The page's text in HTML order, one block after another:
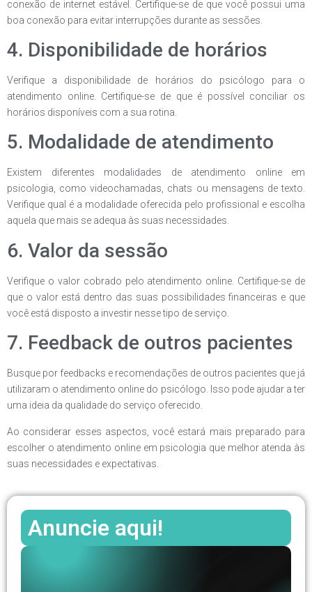
conexão de internet estável. Certifique-se de que você possui uma
boa conexão para evitar interrupções durante as sessões.
4. Disponibilidade de horários
Verifique a disponibilidade de horários do psicólogo para o
atendimento online. Certifique-se de que é possível conciliar os
horários disponíveis com a sua rotina.
5. Modalidade de atendimento
Existem diferentes modalidades de atendimento online em
psicologia, como videochamadas, chats ou mensagens de texto.
Verifique qual é a modalidade oferecida pelo profissional e escolha
aquela que mais se adequa às suas necessidades.
6. Valor da sessão
Verifique o valor cobrado pelo atendimento online. Certifique-se de
que o valor está dentro das suas possibilidades financeiras e que
você está disposto a investir nesse tipo de serviço.
7. Feedback de outros pacientes
Busque por feedbacks e recomendações de outros pacientes que já
utilizaram o atendimento online do psicólogo. Isso pode ajudar a ter
uma ideia da qualidade do serviço oferecido.
Ao considerar esses aspectos, você estará mais preparado para
escolher o atendimento online em psicologia que melhor atenda às
suas necessidades e expectativas.
Anuncie aqui!